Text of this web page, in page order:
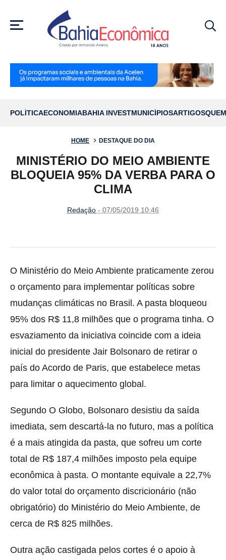
MENU
POLÍTICAECONOMIABAHIA INVESTMUNICÍPIOSARTIGOS
HOME DESTAQUE DO DIA
MINISTÉRIO DO MEIO AMBIENTE
BLOQUEIA 95% DA VERBA PARA O
CLIMA
Redação - 07/05/2019 10:46
O Ministério do Meio Ambiente praticamente zerou
o orçamento para implementar políticas sobre
mudanças climáticas no Brasil. A pasta bloqueou
95% dos R$ 11,8 milhões que o programa tinha. O
esvaziamento da iniciativa coincide com a ideia
inicial do presidente Jair Bolsonaro de retirar o
país do Acordo de Paris, que estabelece metas
para limitar o aquecimento global.
Segundo O Globo, Bolsonaro desistiu da saída
imediata, sem descartá-la no futuro, mas a política
é a mais atingida da pasta, que sofreu um corte
total de R$ 187,4 milhões imposto pela equipe
econômica à pasta. O montante equivale a 22,7%
do valor total do orçamento discricionário (não
obrigatório) do Ministério do Meio Ambiente, de
cerca de R$ 825 milhões.
Outra ação castigada pelos cortes é o apoio à